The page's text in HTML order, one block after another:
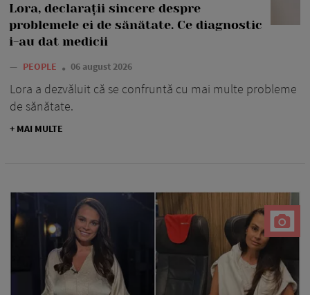
Lora, declarații sincere despre
problemele ei de sănătate. Ce diagnostic
i-au dat medicii
— PEOPLE 06 august 2026
Lora a dezvăluit că se confruntă cu mai multe probleme
de sănătate.
+ MAI MULTE